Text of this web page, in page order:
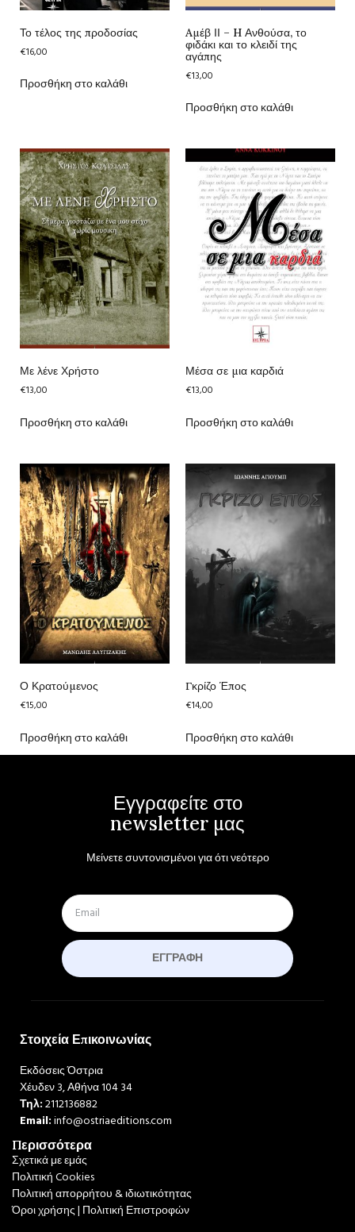
Το τέλος της προδοσίας
€16,00
Προσθήκη στο καλάθι
Aμέβ ΙΙ – H Ανθούσα, το
φιδάκι και το κλειδί της
αγάπης
€13,00
Προσθήκη στο καλάθι
Με λένε Χρήστο
€13,00
Προσθήκη στο καλάθι
Μέσα σε μια καρδιά
€13,00
Προσθήκη στο καλάθι
Ο Κρατούμενος
€15,00
Προσθήκη στο καλάθι
Γκρίζο Έπος
€14,00
Προσθήκη στο καλάθι
Εγγραφείτε στο
newsletter μας
Μείνετε συντονισμένοι για ότι νεότερο
ΕΓΓΡΑΦΉ
Στοιχεία Επικοινωνίας
Εκδόσεις Όστρια
Χέυδεν 3, Αθήνα 104 34
Τηλ:2112136882
Email:info@ostriaeditions.com
Περισσότερα
Σχετικά με εμάς
Πολιτική Cookies
Πολιτική απορρήτου & ιδιωτικότητας
Όροι χρήσης | Πολιτική Επιστροφών